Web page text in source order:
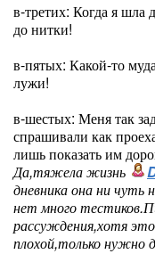
в-третих: Когда я шла
до нитки!
в-пятых: Какой-то
лужи!
в-шестых: Меня так
спрашивали как
лишь показать им
Да,тяжела жизнь
дневника она ни чуть
нет много
рассуждения,хотя
плохой,только нужно